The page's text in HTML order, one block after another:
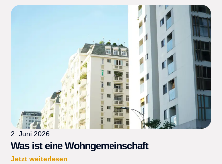
2. Juni 2026
Was ist eine Wohngemeinschaft
Jetzt weiterlesen